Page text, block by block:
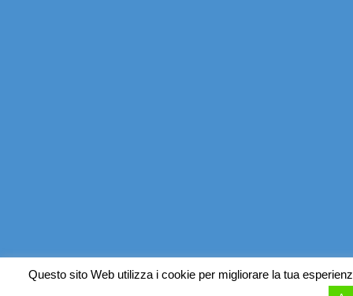
Questo sito Web utilizza i cookie per migliorare la tua